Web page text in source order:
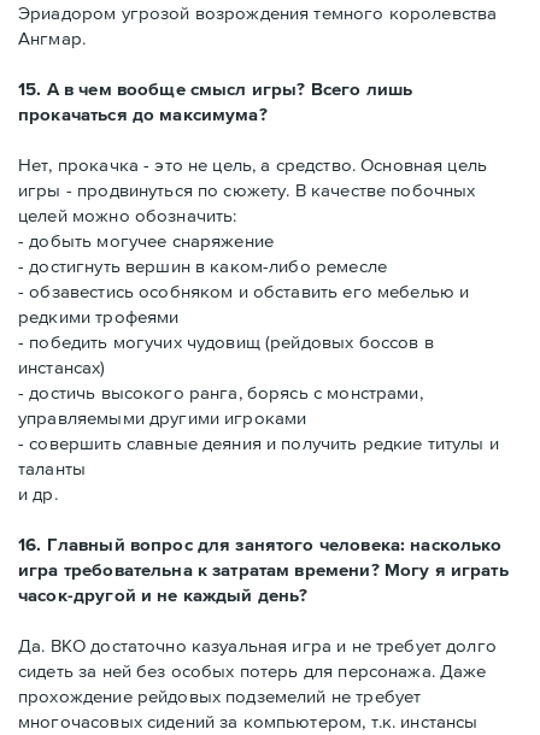
Эриадором угрозой возрождения темного королевства
Ангмар.
15. А в чем вообще смысл игры? Всего лишь
прокачаться до максимума?
Нет, прокачка - это не цель, а средство. Основная цель
игры - продвинуться по сюжету. В качестве побочных
целей можно обозначить:
- добыть могучее снаряжение
- достигнуть вершин в каком-либо ремесле
- обзавестись особняком и обставить его мебелью и
редкими трофеями
- победить могучих чудовищ (рейдовых боссов в
инстансах)
- достичь высокого ранга, борясь с монстрами,
управляемыми другими игроками
- совершить славные деяния и получить редкие титулы и
таланты
и др.
16. Главный вопрос для занятого человека: насколько
игра требовательна к затратам времени? Могу я играть
часок-другой и не каждый день?
Да. ВКО достаточно казуальная игра и не требует долго
сидеть за ней без особых потерь для персонажа. Даже
прохождение рейдовых подземелий не требует
многочасовых сидений за компьютером, т.к. инстансы